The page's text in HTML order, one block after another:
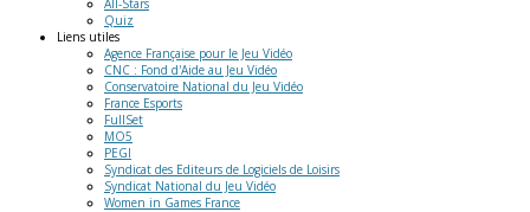
All-Stars
Quiz
Liens utiles
Agence Française pour le Jeu Vidéo
CNC : Fond d'Aide au Jeu Vidéo
Conservatoire National du Jeu Vidéo
France Esports
FullSet
MO5
PEGI
Syndicat des Editeurs de Logiciels de Loisirs
Syndicat National du Jeu Vidéo
Women in Games France